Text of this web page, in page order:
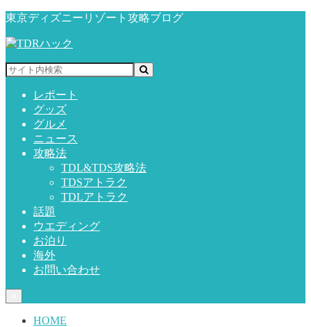
東京ディズニーリゾート攻略ブログ
レポート
グッズ
グルメ
ニュース
攻略法
TDL&TDS攻略法
TDSアトラク
TDLアトラク
話題
ウエディング
お泊り
海外
お問い合わせ
HOME